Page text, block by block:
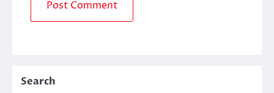
Search